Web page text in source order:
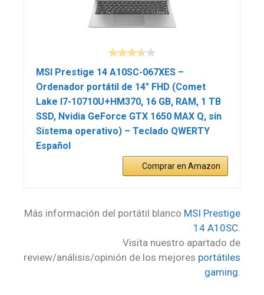
MSI Prestige 14 A10SC-067XES –
Ordenador portátil de 14″ FHD (Comet
Lake I7-10710U+HM370, 16 GB, RAM, 1 TB
SSD, Nvidia GeForce GTX 1650 MAX Q, sin
Sistema operativo) – Teclado QWERTY
Español
Comprar en Amazon
Más información del portátil blanco MSI Prestige
14 A10SC
Visita nuestro apartado de
review/análisis/opinión de los mejores portátiles
gaming